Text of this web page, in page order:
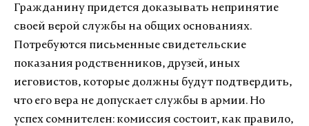
Гражданину придется доказывать непринятие
своей верой службы на общих основаниях.
Потребуются письменные свидетельские
показания родственников, друзей, иных
иеговистов, которые должны будут подтвердить,
что его вера не допускает службы в армии. Но
успех сомнителен: комиссия состоит, как правило,